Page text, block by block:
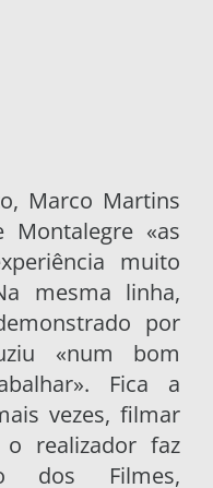
Marco Martins
«as
muito
mesma linha,
por
«num bom
Fica a
vezes, filmar
o realizador faz
dos Filmes,